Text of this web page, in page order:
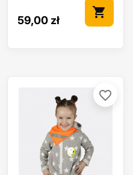
59,00 zł
shopping_cart
favorite_border